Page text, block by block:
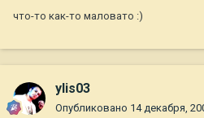
что-то как-то маловато :)
ylis03
Опубликовано 14 декабря,